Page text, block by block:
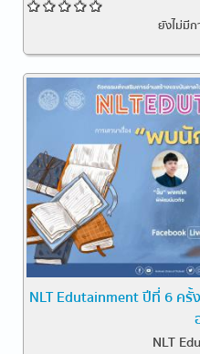
ยังไม่มีก
NLT Edutainment ปีที่ 6 ค
NLT